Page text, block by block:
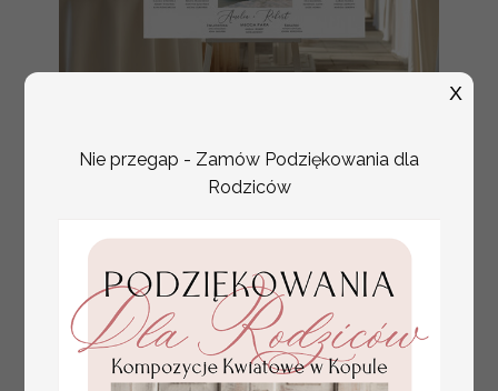
usadzenie gości na
weselu, tablica
informacyjna dla
gości weselnych,
plan stołów na
weselu ze zdjęciem
Pary Młodej, plan
usadzenia gości
100 PLN/125.00 PLN
Nie przegap - Zamów Podziękowania dla
Rodziców
X